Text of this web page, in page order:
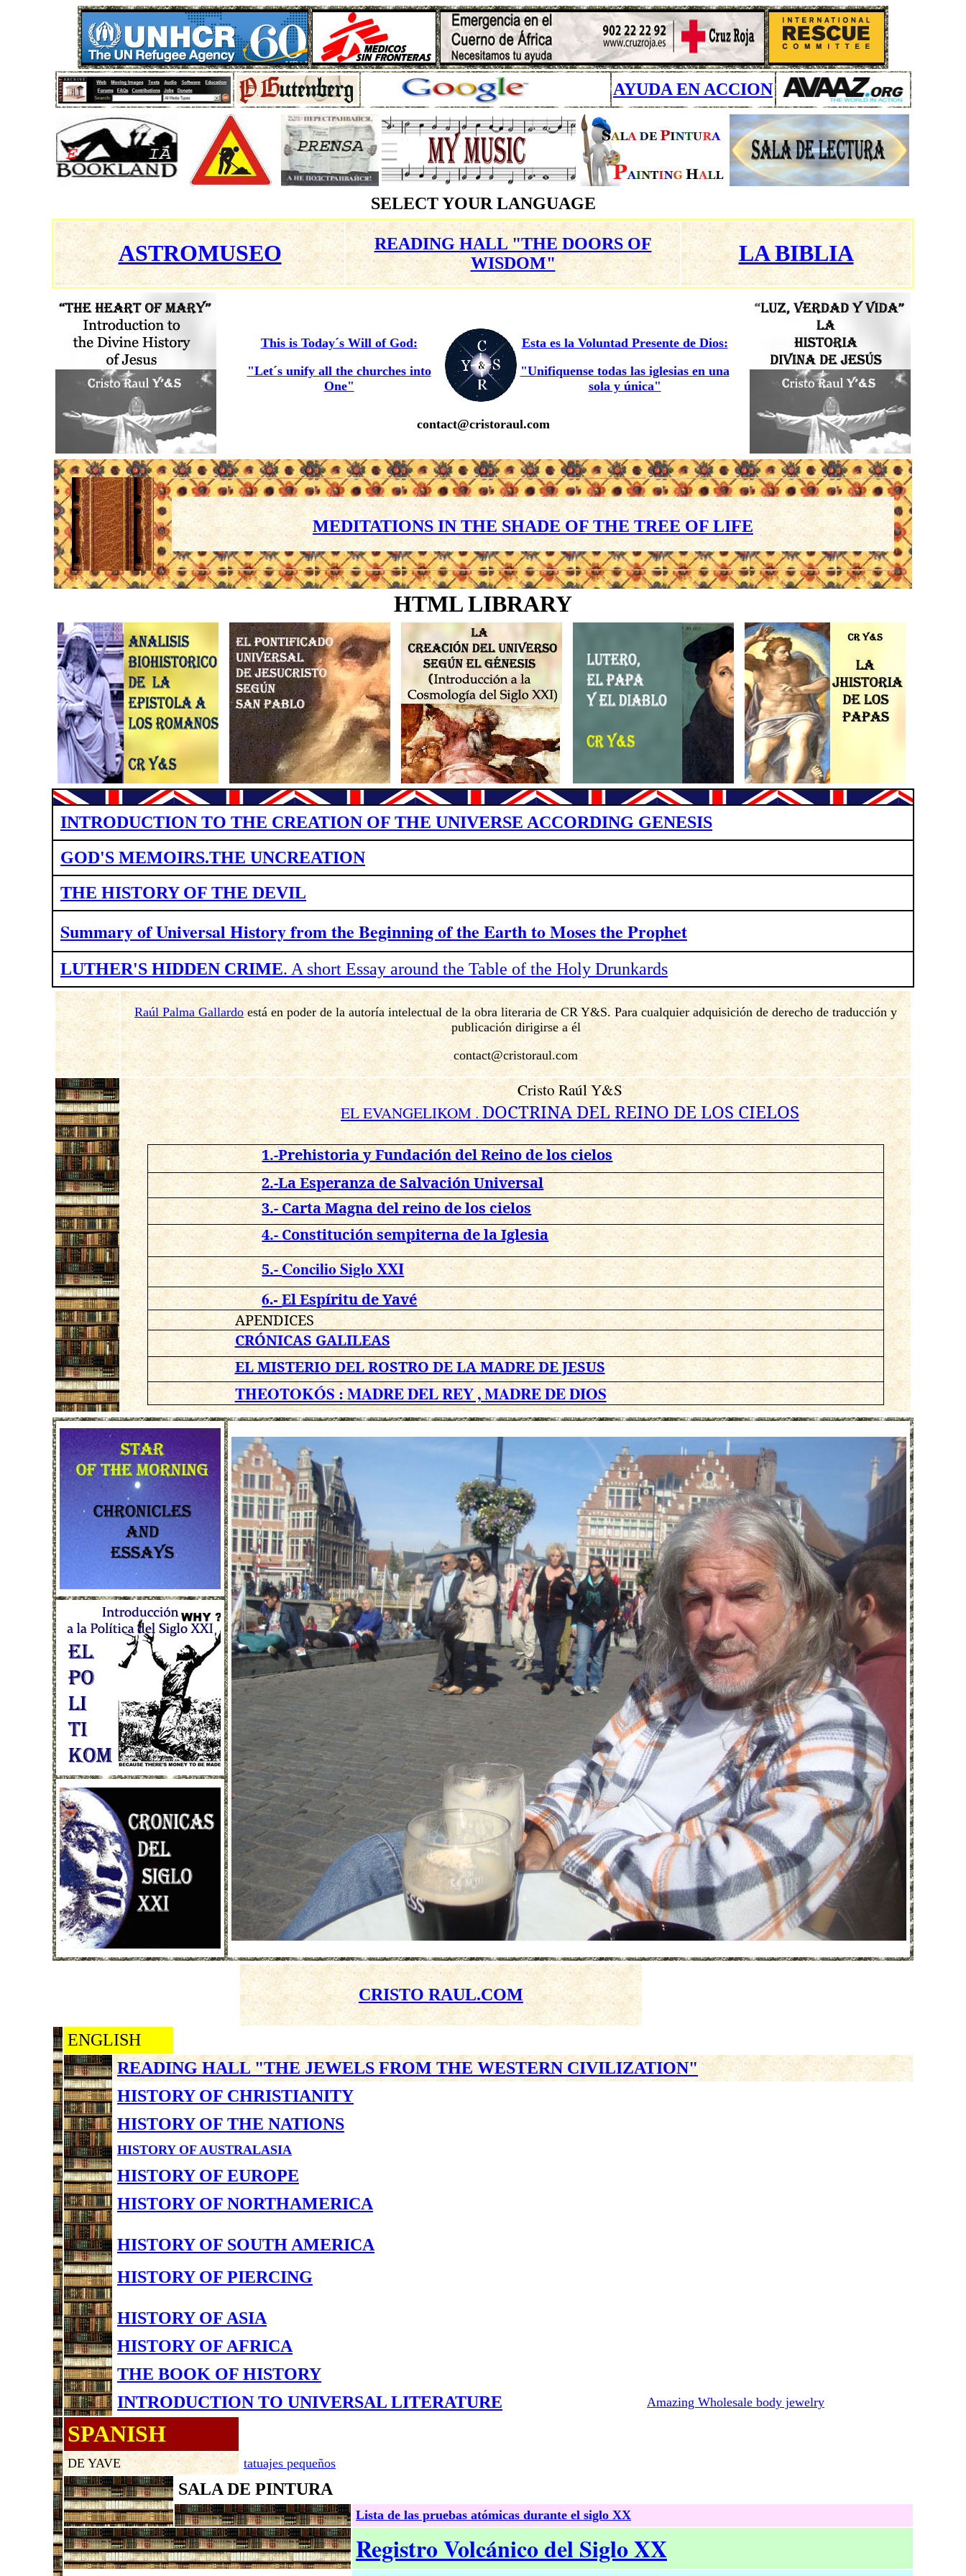
AYUDA EN ACCION
SELECT YOUR LANGUAGE
ASTROMUSEO
READING HALL "THE DOORS OF
WISDOM"
LA BIBLIA
This is Today´s Will of God:
"Let´s unify all the churches into
One"
Esta es la Voluntad Presente de Dios:
"Unifiquense todas las iglesias en una
sola y única"
contact@cristoraul.com
MEDITATIONS IN THE SHADE OF THE TREE OF LIFE
HTML LIBRARY
INTRODUCTION TO THE CREATION OF THE UNIVERSE ACCORDING GENESIS
GOD'S MEMOIRS.THE UNCREATION
THE HISTORY OF THE DEVIL
Summary of Universal History fromthe Beginning of the Earth to Moses the Prophet
LUTHER'S HIDDEN CRIME. A short Essay around the Table of the Holy Drunkards
Raúl Palma Gallardoestá en poder de la autoría intelectual de la obra literaria de CR Y&S. Para cualquier adquisición de derecho de traducción y
publicación dirigirse a él
contact@cristoraul.com
Cristo Raúl Y&S
EL EVANGELIKOM .DOCTRINA DEL REINO DE LOS CIELOS
1.-Prehistoria y Fundación del Reino de los cielos
2.-La Esperanza de Salvación Universal
3.- Carta Magna del reino de los cielos
4.-Constitución sempiterna de la Iglesia
5.-Concilio Siglo XXI
6.-El Espíritu de Yavé
APENDICES
CRÓNICAS GALILEAS
EL MISTERIO DEL ROSTRO DE LA MADRE DE JESUS
THEOTOKÓS :MADRE DEL REY , MADRE DE DIOS
CRISTO RAUL.COM
ENGLISH
READING HALL "THE JEWELS FROM THE WESTERN CIVILIZATION"
HISTORY OF CHRISTIANITY
HISTORY OF THE NATIONS
HISTORY OF AUSTRALASIA
HISTORY OF EUROPE
HISTORY OF NORTHAMERICA
HISTORY OF SOUTH AMERICA
HISTORY OF PIERCING
HISTORY OF ASIA
HISTORY OF AFRICA
THE BOOK OF HISTORY
INTRODUCTION TO UNIVERSAL LITERATURE
Amazing Wholesale body jewelry
SPANISH
DE YAVE tatuajes pequeños
SALA DE PINTURA
Lista de las pruebas atómicas durante el siglo XX
Registro Volcánico del Siglo XX